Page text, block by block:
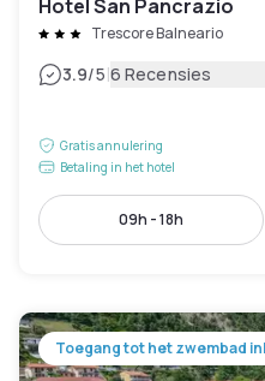
Hotel San Pancrazio
Trescore Balneario
3.9/5|6 Recensies
Gratis annulering
Betaling in het hotel
09h - 18h
Toegang tot het zwembad